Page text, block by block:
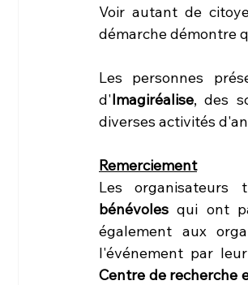
Voir autant de
démarche démontre
Les personnes
d'Imagiréalise, des
diverses activités
Remerciement
Les organisateurs
bénévoles qui ont
également aux
l'événement par
Centre de recherche